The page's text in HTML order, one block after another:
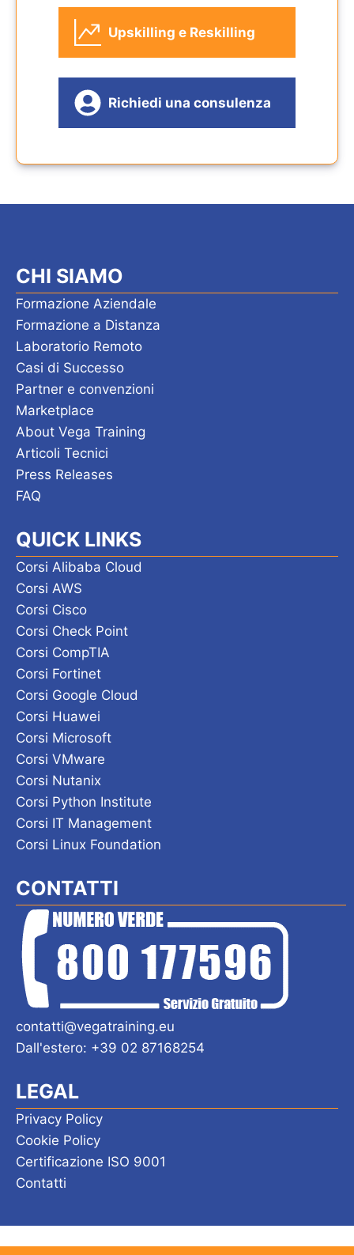
Upskilling e Reskilling
Richiedi una consulenza
CHI SIAMO
Formazione Aziendale
Formazione a Distanza
Laboratorio Remoto
Casi di Successo
Partner e convenzioni
Marketplace
About Vega Training
Articoli Tecnici
Press Releases
FAQ
QUICK LINKS
Corsi Alibaba Cloud
Corsi AWS
Corsi Cisco
Corsi Check Point
Corsi CompTIA
Corsi Fortinet
Corsi Google Cloud
Corsi Huawei
Corsi Microsoft
Corsi VMware
Corsi Nutanix
Corsi Python Institute
Corsi IT Management
Corsi Linux Foundation
CONTATTI
contatti@vegatraining.eu
Dall'estero: +39 02 87168254
LEGAL
Privacy Policy
Cookie Policy
Certificazione ISO 9001
Contatti